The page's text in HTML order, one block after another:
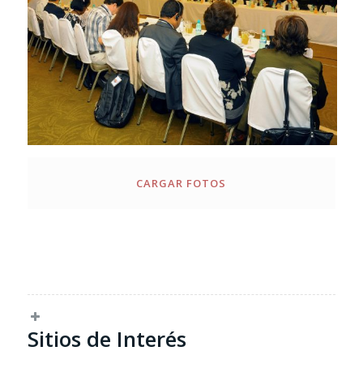
CARGAR FOTOS
Sitios de Interés